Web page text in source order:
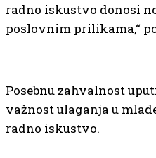
radno iskustvo donosi
poslovnim prilikama,“
Posebnu zahvalnost
važnost ulaganja u
radno iskustvo.